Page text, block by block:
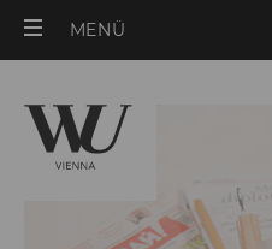
MENÜ